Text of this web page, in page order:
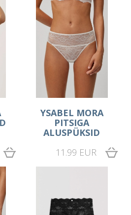
YSABEL MORA
PITSIGA
ALUSPÜKSID
11.99 EUR